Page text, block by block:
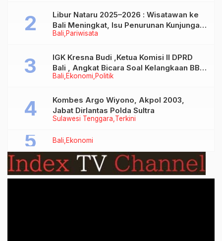
Bali Pariwisata
Libur Nataru 2025–2026 : Wisatawan ke
Bali Meningkat, Isu Penurunan Kunjungan
Tidak Benar
Bali Ekonomi Politik
IGK Kresna Budi ,Ketua Komisi II DPRD
Bali , Angkat Bicara Soal Kelangkaan BBM
Bersubsidi Jenis Solar
Sulawesi Tenggara Terkini
Kombes Argo Wiyono, Akpol 2003,
Jabat Dirlantas Polda Sultra
Bali Ekonomi